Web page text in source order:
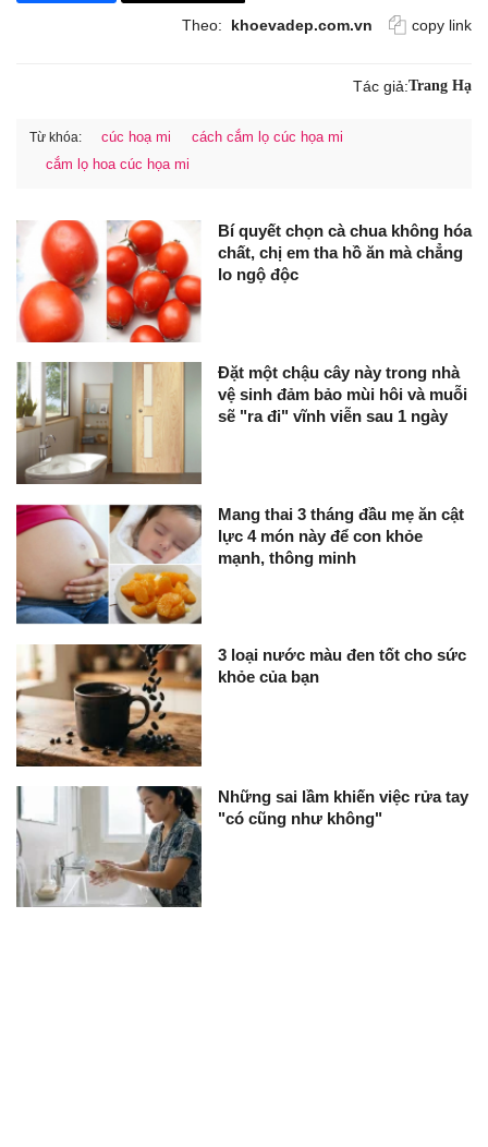
Theo: khoevadep.com.vn copy link
Tác giả:Trang Hạ
Từ khóa: cúc hoạ mi
cách cắm lọ cúc họa mi
cắm lọ hoa cúc họa mi
Bí quyết chọn cà chua không hóa
chất, chị em tha hồ ăn mà chẳng
lo ngộ độc
Đặt một chậu cây này trong nhà
vệ sinh đảm bảo mùi hôi và muỗi
sẽ "ra đi" vĩnh viễn sau 1 ngày
Mang thai 3 tháng đầu mẹ ăn cật
lực 4 món này để con khỏe
mạnh, thông minh
3 loại nước màu đen tốt cho sức
khỏe của bạn
Những sai lầm khiến việc rửa tay
"có cũng như không"